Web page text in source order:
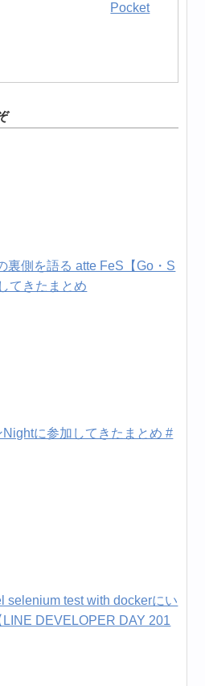
Pocket
裏側を語る atte FeS【Go・S
てきたまとめ
に参加してきたまとめ #
selenium test with dockerにい
DEVELOPER DAY 201